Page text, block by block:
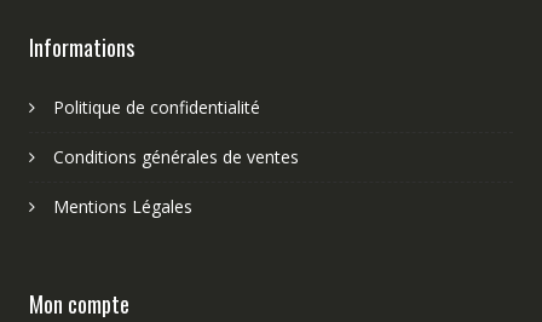
Informations
Politique de confidentialité
Conditions générales de ventes
Mentions Légales
Mon compte